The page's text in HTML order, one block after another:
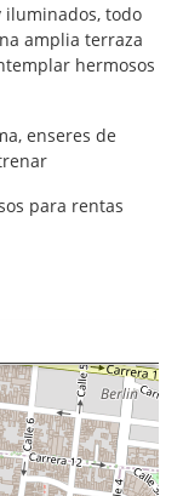
iluminados, todo
amplia terraza
hermosos
enseres de
para rentas